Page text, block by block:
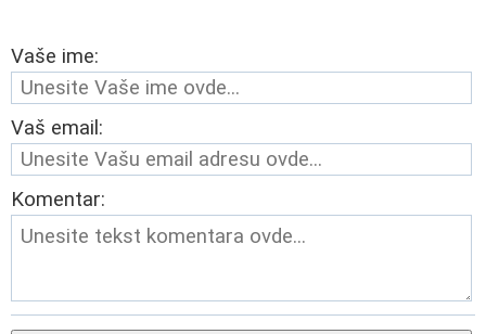
Vaše ime:
Vaš email:
Komentar: